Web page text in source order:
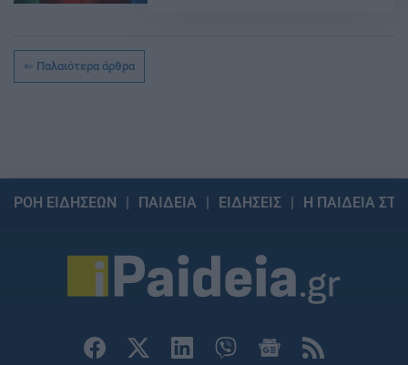
Παλαιότερα άρθρα
ΡΟΗ ΕΙΔΗΣΕΩΝ ΠΑΙΔΕΙΑ ΕΙΔΗΣΕΙΣ Η ΠΑΙΔΕΙΑ